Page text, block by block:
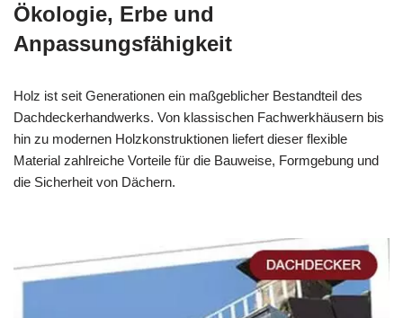
Ökologie, Erbe und
Anpassungsfähigkeit
Holz ist seit Generationen ein maßgeblicher Bestandteil des
Dachdeckerhandwerks. Von klassischen Fachwerkhäusern bis
hin zu modernen Holzkonstruktionen liefert dieser flexible
Material zahlreiche Vorteile für die Bauweise, Formgebung und
die Sicherheit von Dächern.